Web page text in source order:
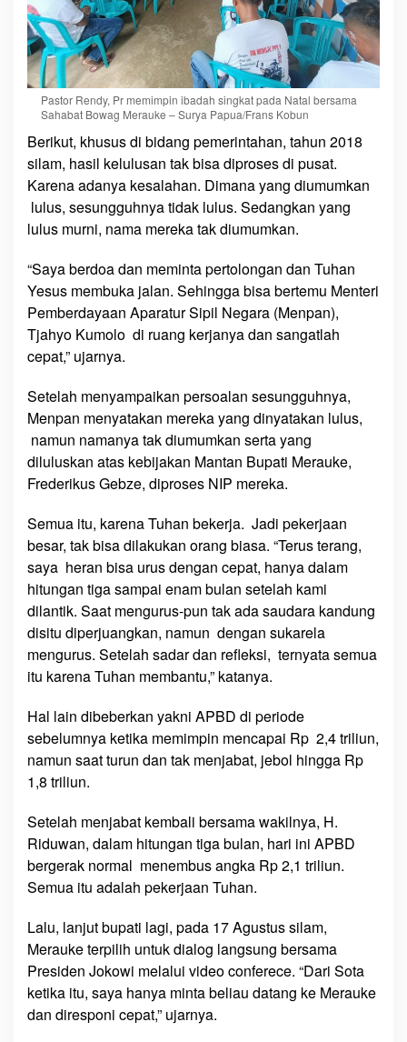
Pastor Rendy, Pr memimpin ibadah singkat pada Natal bersama
Sahabat Bowag Merauke – Surya Papua/Frans Kobun
Berikut, khusus di bidang pemerintahan, tahun 2018
silam, hasil kelulusan tak bisa diproses di pusat.
Karena adanya kesalahan. Dimana yang diumumkan
lulus, sesungguhnya tidak lulus. Sedangkan yang
lulus murni, nama mereka tak diumumkan.
“Saya berdoa dan meminta pertolongan dan Tuhan
Yesus membuka jalan. Sehingga bisa bertemu Menteri
Pemberdayaan Aparatur Sipil Negara (Menpan),
Tjahyo Kumolo di ruang kerjanya dan sangatlah
cepat,” ujarnya.
Setelah menyampaikan persoalan sesungguhnya,
Menpan menyatakan mereka yang dinyatakan lulus,
namun namanya tak diumumkan serta yang
diluluskan atas kebijakan Mantan Bupati Merauke,
Frederikus Gebze, diproses NIP mereka.
Semua itu, karena Tuhan bekerja. Jadi pekerjaan
besar, tak bisa dilakukan orang biasa. “Terus terang,
saya heran bisa urus dengan cepat, hanya dalam
hitungan tiga sampai enam bulan setelah kami
dilantik. Saat mengurus-pun tak ada saudara kandung
disitu diperjuangkan, namun dengan sukarela
mengurus. Setelah sadar dan refleksi, ternyata semua
itu karena Tuhan membantu,” katanya.
Hal lain dibeberkan yakni APBD di periode
sebelumnya ketika memimpin mencapai Rp 2,4 triliun,
namun saat turun dan tak menjabat, jebol hingga Rp
1,8 triliun.
Setelah menjabat kembali bersama wakilnya, H.
Riduwan, dalam hitungan tiga bulan, hari ini APBD
bergerak normal menembus angka Rp 2,1 triliun.
Semua itu adalah pekerjaan Tuhan.
Lalu, lanjut bupati lagi, pada 17 Agustus silam,
Merauke terpilih untuk dialog langsung bersama
Presiden Jokowi melalui video conferece. “Dari Sota
ketika itu, saya hanya minta beliau datang ke Merauke
dan diresponi cepat,” ujarnya.